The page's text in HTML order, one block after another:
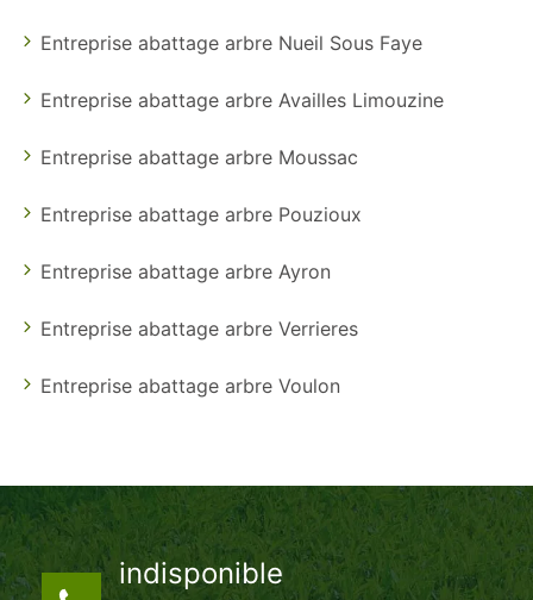
Entreprise abattage arbre Nueil Sous Faye
Entreprise abattage arbre Availles Limouzine
Entreprise abattage arbre Moussac
Entreprise abattage arbre Pouzioux
Entreprise abattage arbre Ayron
Entreprise abattage arbre Verrieres
Entreprise abattage arbre Voulon
indisponible